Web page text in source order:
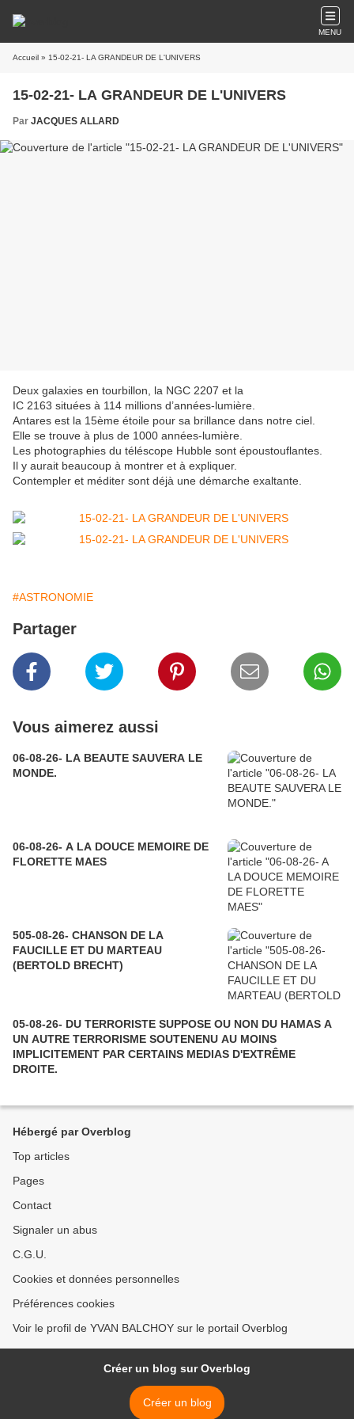
MENU
Accueil » 15-02-21- LA GRANDEUR DE L'UNIVERS
15-02-21- LA GRANDEUR DE L'UNIVERS
Par JACQUES ALLARD
Deux galaxies en tourbillon, la NGC 2207 et la
IC 2163 situées à 114 millions d’années-lumière.
Antares est la 15ème étoile pour sa brillance dans notre ciel.
Elle se trouve à plus de 1000 années-lumière.
Les photographies du téléscope Hubble sont époustouflantes.
Il y aurait beaucoup à montrer et à expliquer.
Contempler et méditer sont déjà une démarche exaltante.
#ASTRONOMIE
Partager
Vous aimerez aussi
06-08-26- LA BEAUTE SAUVERA LE
MONDE.
06-08-26- A LA DOUCE MEMOIRE DE
FLORETTE MAES
505-08-26- CHANSON DE LA
FAUCILLE ET DU MARTEAU
(BERTOLD BRECHT)
05-08-26- DU TERRORISTE SUPPOSE OU NON DU HAMAS A
UN AUTRE TERRORISME SOUTENENU AU MOINS
IMPLICITEMENT PAR CERTAINS MEDIAS D'EXTRÊME
DROITE.
Hébergé par Overblog
Top articles
Pages
Contact
Signaler un abus
C.G.U.
Cookies et données personnelles
Préférences cookies
Voir le profil de YVAN BALCHOY sur le portail Overblog
Créer un blog sur Overblog
Créer un blog